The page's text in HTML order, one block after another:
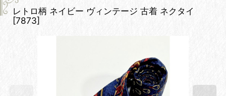
レトロ柄 ネイビー ヴィンテージ 古着 ネクタイ
[7873]